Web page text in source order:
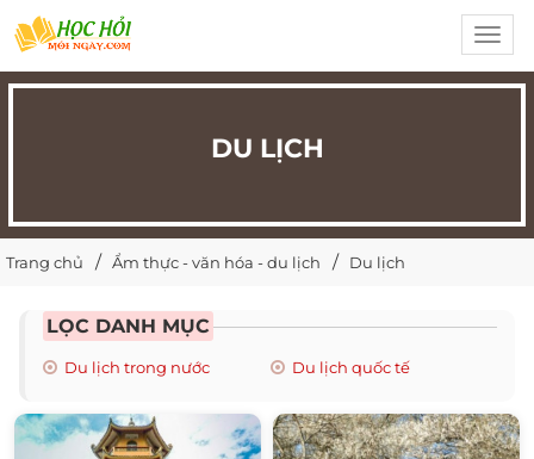
DU LỊCH
Trang chủ Ẩm thực - văn hóa - du lịch Du lịch
LỌC DANH MỤC
Du lịch trong nước Du lịch quốc tế